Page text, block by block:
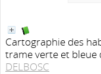
Cartographie des
trame verte et bleue
DELBOSC